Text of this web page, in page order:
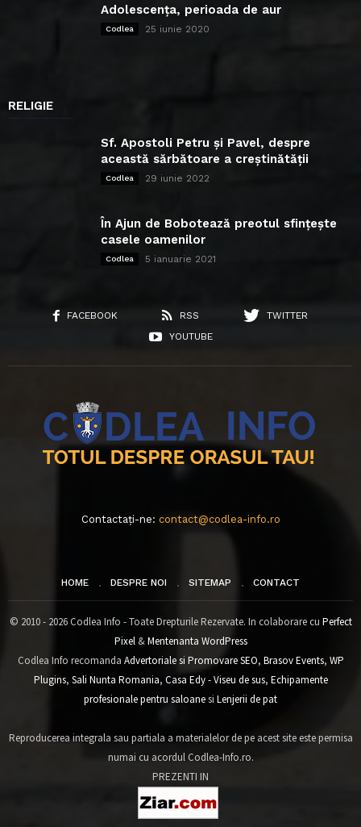
Adolescența, perioada de aur
Codlea 25 iunie 2020
RELIGIE
Sf. Apostoli Petru și Pavel, despre
această sărbătoare a creștinătății
Codlea 29 iunie 2022
În Ajun de Bobotează preotul sfințește
casele oamenilor
Codlea 5 ianuarie 2021
FACEBOOK RSS
TWITTER
YOUTUBE
Contactați-ne: contact@codlea-info.ro
HOME DESPRE NOI SITEMAP CONTACT
© 2010 - 2026 Codlea Info - Toate Drepturile Rezervate. In colaborare cu Perfect
Pixel&Mentenanta WordPress
Codlea Info recomanda Advertoriale si Promovare SEO, Brasov Events, WP
Plugins, Sali Nunta Romania, Casa Edy - Viseu de sus, Echipamente
profesionale pentru saloanesi Lenjerii de pat
Reproducerea integrala sau partiala a materialelor de pe acest site este permisa
numai cu acordul Codlea-Info.ro.
PREZENTI IN